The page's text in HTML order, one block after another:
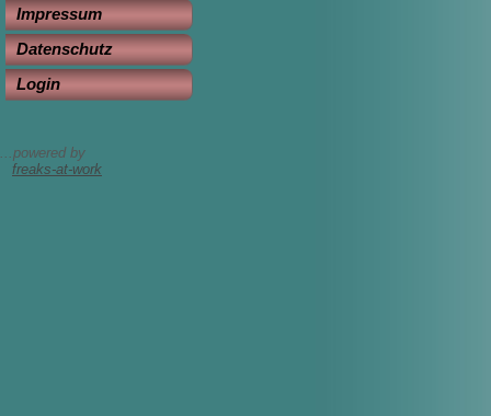
Impressum
Datenschutz
Login
...powered by
freaks-at-work